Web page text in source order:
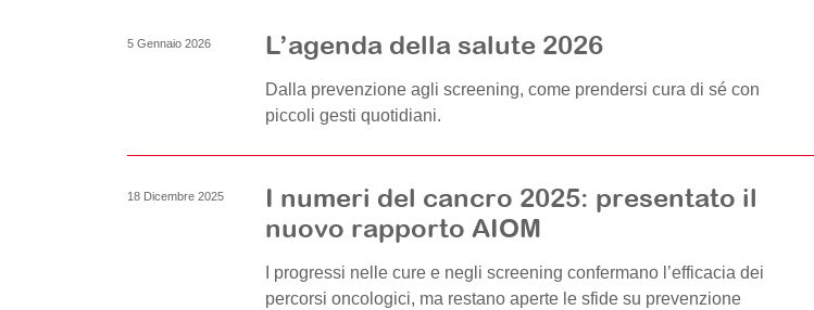
5 Gennaio 2026 L’agenda della salute 2026
Dalla prevenzione agli screening, come prendersi cura di sé con
piccoli gesti quotidiani.
18 Dicembre 2025
I numeri del cancro 2025: presentato il
nuovo rapporto AIOM
I progressi nelle cure e negli screening confermano l’efficacia dei
percorsi oncologici, ma restano aperte le sfide su prevenzione